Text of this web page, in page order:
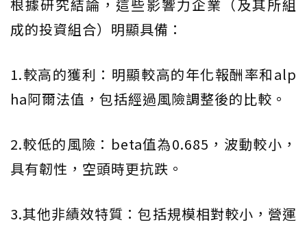
根據研究結論，這些影響力企業（及其所組
成的投資組合）明顯具備：
1.較高的獲利：明顯較高的年化報酬率和alp
ha阿爾法值，包括經過風險調整後的比較。
2.較低的風險：beta值為0.685，波動較小，
具有韌性，空頭時更抗跌。
3.其他非績效特質：包括規模相對較小，營運